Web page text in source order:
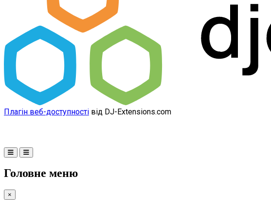
Плагін веб-доступності від DJ-Extensions.com
Головне меню
×